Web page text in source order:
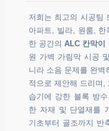
저희는 최고의 시공팀
아파트, 빌라, 원룸,
한 공간의ALC 칸막이
원 가벽 가림막 시공
니라 소음 문제를 완벽
적으로 제안해 드리며,
습기에 강한 블록 방
한 자재 및 단열재를
기초부터 골조까지 반